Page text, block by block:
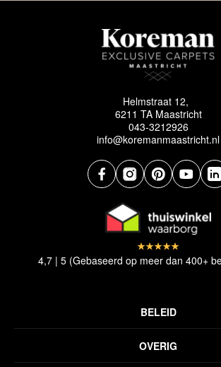
Helmstraat 12,
6211 TA Maastricht
043-3212926
info@koremanmaastricht.nl
OVERIG
BELEID
Disclaimer
4,7 | 5 (Gebaseerd op meer dan 400+